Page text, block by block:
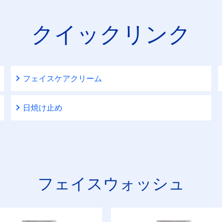
クイックリンク
フェイスケアクリーム
日焼け止め
フェイスウォッシュ